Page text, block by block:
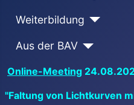
Weiterbildung
Aus der BAV
Online-Meeting
"Faltung von Lichtkurven